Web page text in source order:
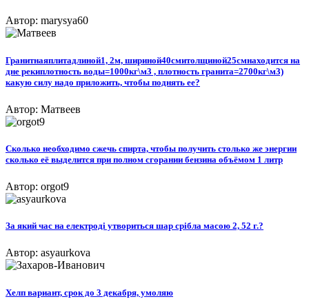
Автор: marysya60
Гранитнаяплитадлиной1, 2м, шириной40смитолщиной25смнаходится на
дне рекиплотность воды=1000кг\м3 , плотность гранита=2700кг\м3)
какую силу надо приложить, чтобы поднять ее?
Автор: Матвеев
Сколько необходимо сжечь спирта, чтобы получить столько же энергии
сколько её выделится при полном сгорании бензина объёмом 1 литр
Автор: orgot9
За який час на електродi утвориться шар срiбла масою 2, 52 г.?
Автор: asyaurkova
Хелп вариант, срок до 3 декабря, умоляю